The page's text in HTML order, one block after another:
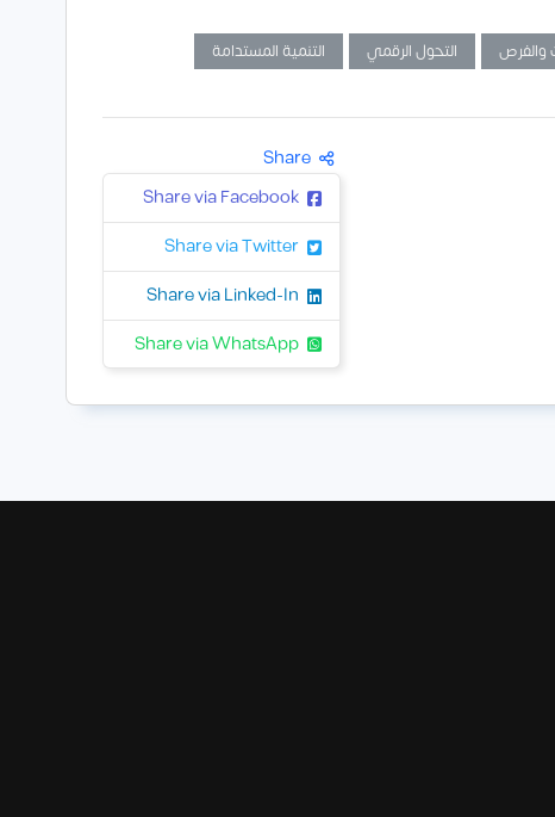
والفرص التحول الرقمي
التنمية المستدامة
Share
Share via Facebook
Share via Twitter
Share via Linked-In
Share via WhatsApp